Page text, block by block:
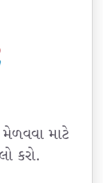
મેળવવા માટે
કરો.